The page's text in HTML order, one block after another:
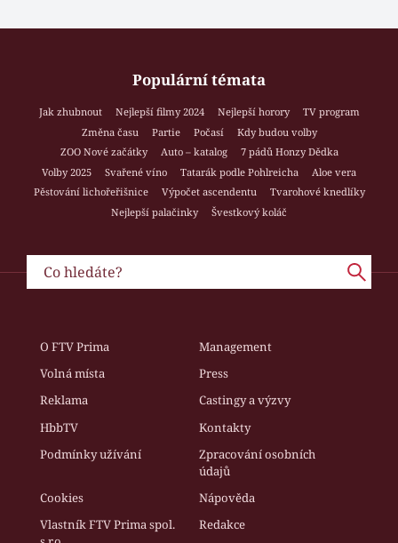
Populární témata
Jak zhubnout Nejlepší filmy 2024 Nejlepší horory
TV program
Změna času
Partie Počasí
Kdy budou volby
ZOO Nové začátky
Auto – katalog
7 pádů Honzy Dědka
Volby 2025
Svařené víno Tatarák podle Pohlreicha
Aloe vera
Pěstování lichořeřišnice
Výpočet ascendentu
Tvarohové knedlíky
Nejlepší palačinky
Švestkový koláč
O FTV Prima
Management
Volná místa
Press
Reklama
Castingy a výzvy
HbbTV
Kontakty
Podmínky užívání
Zpracování osobních
údajů
Cookies
Nápověda
Vlastník FTV Prima spol.
Redakce